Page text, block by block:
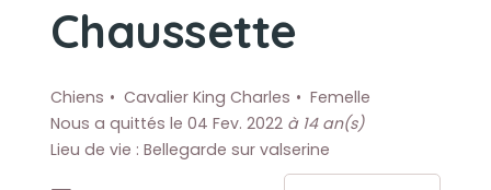
Chaussette
Chiens Cavalier King Charles
Femelle
Nous a quittés le 04 Fev. 2022 à 14 an(s)
Lieu de vie : Bellegarde sur valserine